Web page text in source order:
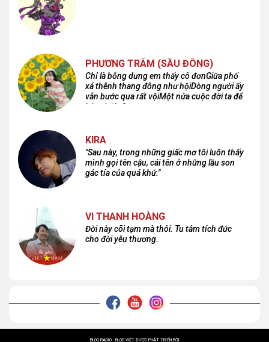
PHƯƠNG TRÂM (SẦU ĐÔNG)
Chỉ là bỗng dưng em thấy cô đơnGiữa phố
xá thênh thang đông như hộiDòng người ấy
vẫn bước qua rất vộiMột nửa cuộc đời ta để
lại nơi đâu?
KIRA
"Sau này, trong những giấc mơ tôi luôn thấy
mình gọi tên cậu, cái tên ở những lầu son
gác tía của quá khứ."
VI THANH HOÀNG
Đời này cõi tạm mà thôi. Tu tâm tích đức
cho đời yêu thương.
BLOG RADIO - BLOG VIỆT ĐƯỢC PHÁT TRIỂN BỞI